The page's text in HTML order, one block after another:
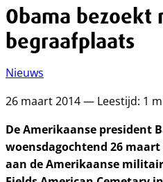
Obama bezoekt
begraafplaats
Nieuws
26 maart 2014 — Leestijd: 1
De Amerikaanse president
woensdagochtend 26 maart
aan de Amerikaanse